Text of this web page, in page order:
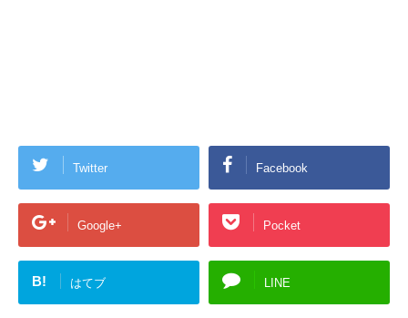
Twitter Facebook
Google+ Pocket
B! はてブ LINE